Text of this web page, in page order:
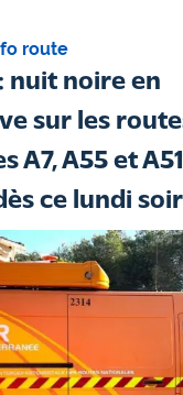
route
nuit noire en
sur les
A7, A55 et A51
ce lundi soir